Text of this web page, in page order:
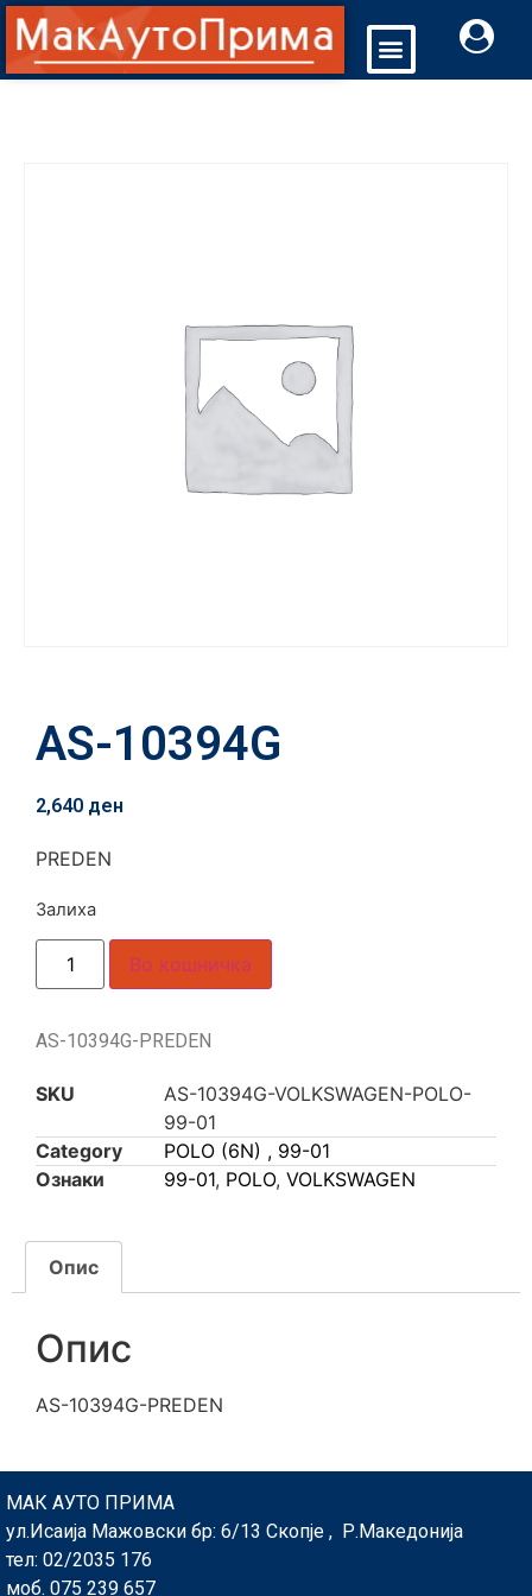
AS-10394G
2,640 ден
PREDEN
Залиха
Во кошничка
AS-10394G-PREDEN
SKU
AS-10394G-VOLKSWAGEN-POLO-
99-01
Category
POLO (6N) , 99-01
Ознаки
99-01, POLO, VOLKSWAGEN
Опис
Опис
AS-10394G-PREDEN
МАК АУТО ПРИМА
ул.Исаија Мажовски бр: 6/13 Скопје , Р.Македонија
тел: 02/2035 176
моб. 075 239 657